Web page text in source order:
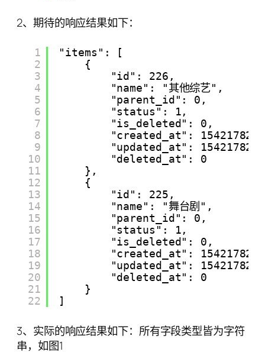
2、期待的响应结果如下：
1
2
3
4
5
6
7
8
9
10
11
12
13
14
15
16
17
18
19
20
21
22
"items": [
{
"id": 226,
"name": "其他综艺",
"parent_id": 0,
"status": 1,
"is_deleted": 0,
"created_at":
"updated_at":
"deleted_at": 0
},
{
"id": 225,
"name": "舞台剧",
"parent_id": 0,
"status": 1,
"is_deleted": 0,
"created_at":
"updated_at":
"deleted_at": 0
}
]
3、实际的响应结果如下：所有字段类型皆为字符
串，如图1